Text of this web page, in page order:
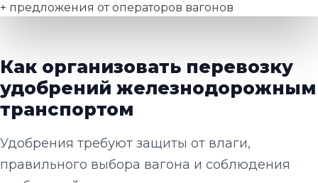
+ предложения от операторов вагонов
Как организовать перевозку
удобрений железнодорожным
транспортом
Удобрения требуют защиты от влаги,
правильного выбора вагона и соблюдения